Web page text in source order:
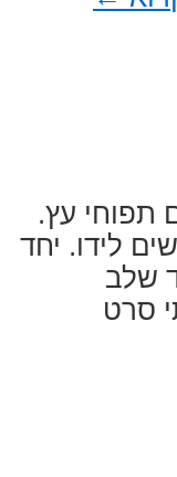
תפוחי עץ.
לידו. יחד
שלב
סרט